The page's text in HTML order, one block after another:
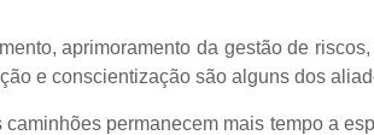
aprimoramento da gestão de
e conscientização são alguns dos
permanecem mais tempo a